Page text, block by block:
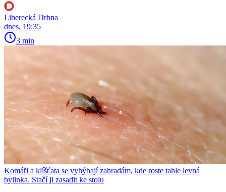
Liberecká Drbna
dnes, 19:35
3 min
Komáři a klíšťata se vyhýbají zahradám, kde roste tahle levná
bylinka. Stačí ji zasadit ke stolu